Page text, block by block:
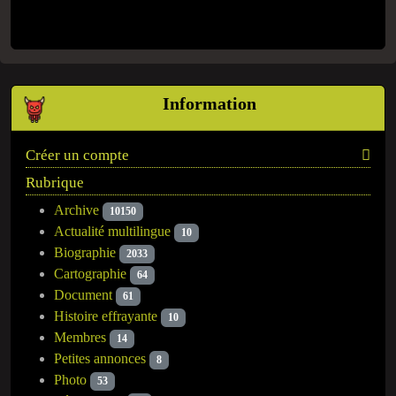
Information
Créer un compte
Rubrique
Archive 10150
Actualité multilingue 10
Biographie 2033
Cartographie 64
Document 61
Histoire effrayante 10
Membres 14
Petites annonces 8
Photo 53